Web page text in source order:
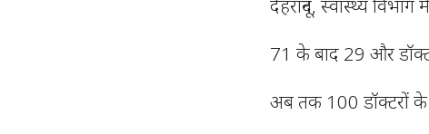
देहरादून, स्वास्थ्य
71 के बाद 29 और
अब तक 100 डॉक्टरों